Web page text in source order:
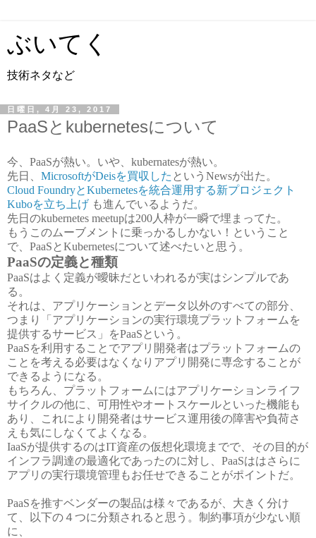
ぶいてく
技術ネタなど
日曜日, 4月 23, 2017
PaaSとkubernetesについて
今、PaaSが熱い。いや、kubernatesが熱い。
先日、 MicrosoftがDeisを買収した というNewsが出た。
Cloud FoundryとKubernetesを統合運用する新プロジェクト
Kuboを立ち上げ も進んでいるようだ。
先日のkubernetes meetupは200人枠が一瞬で埋まってた。
もうこのムーブメントに乗っかるしかない！ということ
で、PaaSとKubernetesについて述べたいと思う。
PaaSの定義と種類
PaaSはよく定義が曖昧だといわれるが実はシンプルであ
る。
それは、アプリケーションとデータ以外のすべての部分、
つまり「アプリケーションの実行環境プラットフォームを
提供するサービス」をPaaSという。
PaaSを利用することでアプリ開発者はプラットフォームの
ことを考える必要はなくなりアプリ開発に専念することが
できるようになる。
もちろん、プラットフォームにはアプリケーションライフ
サイクルの他に、可用性やオートスケールといった機能も
あり、これにより開発者はサービス運用後の障害や負荷さ
えも気にしなくてよくなる。
IaaSが提供するのはIT資産の仮想化環境までで、その目的が
インフラ調達の最適化であったのに対し、PaaSははさらに
アプリの実行環境管理もお任せできることがポイントだ。
PaaSを推すベンダーの製品は様々であるが、大きく分け
て、以下の４つに分類されると思う。制約事項が少ない順
に、